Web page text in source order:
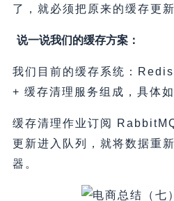
了，就必须把原来的缓存更新
说一说我们的缓存方案：
我们目前的缓存系统：
+ 缓存清理服务组成，具体如
缓存清理作业订阅
更新进入队列，就将数据重
器。